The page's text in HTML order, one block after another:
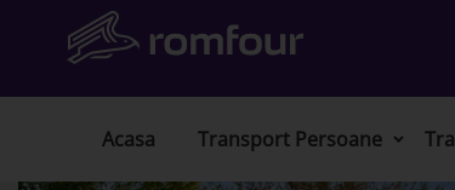
Acasa Transport Persoane